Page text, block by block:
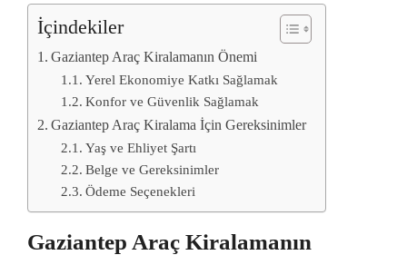
İçindekiler
Gaziantep Araç Kiralamanın Önemi
Yerel Ekonomiye Katkı Sağlamak
Konfor ve Güvenlik Sağlamak
Gaziantep Araç Kiralama İçin Gereksinimler
Yaş ve Ehliyet Şartı
Belge ve Gereksinimler
Ödeme Seçenekleri
Gaziantep Araç Kiralamanın